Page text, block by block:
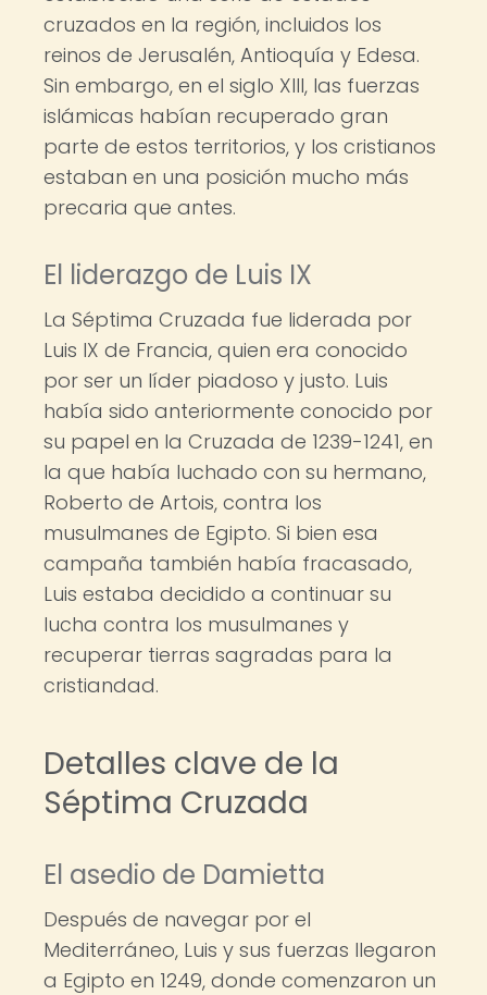
cruzados en la región, incluidos los
reinos de Jerusalén, Antioquía y Edesa.
Sin embargo, en el siglo XIII, las fuerzas
islámicas habían recuperado gran
parte de estos territorios, y los cristianos
estaban en una posición mucho más
precaria que antes.
El liderazgo de Luis IX
La Séptima Cruzada fue liderada por
Luis IX de Francia, quien era conocido
por ser un líder piadoso y justo. Luis
había sido anteriormente conocido por
su papel en la Cruzada de 1239-1241, en
la que había luchado con su hermano,
Roberto de Artois, contra los
musulmanes de Egipto. Si bien esa
campaña también había fracasado,
Luis estaba decidido a continuar su
lucha contra los musulmanes y
recuperar tierras sagradas para la
cristiandad.
Detalles clave de la
Séptima Cruzada
El asedio de Damietta
Después de navegar por el
Mediterráneo, Luis y sus fuerzas llegaron
a Egipto en 1249, donde comenzaron un